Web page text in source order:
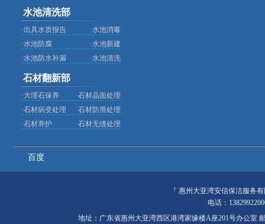
水池清洗部
·出具水质报告 ·水池消毒
·水池防腐 ·水池新建
·水池防水补漏 ·水池清洗
石材翻新部
·大理石保养 ·石材晶面处理
·石材病变处理 ·石材防滑处理
·石材养护 ·石材无缝处理
百度
『 惠州大亚湾安信保洁服务
电话：
地址：广东省惠州大亚湾西区港湾家缘楼A座201号办公室